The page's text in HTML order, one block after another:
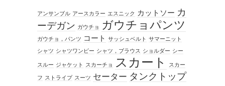
アンサンブル アースカラー エスニック カットソー カ
ーデガン ガウチョ ガウチョパンツ
ガウチョ，パンツ コート サッシュベルト サマーニット
シャツ シャツワンピー シャツ，ブラウス ショルダー シー
スルー ジャケット スカーチョ スカート スカー
フ ストライプ スーツ セーター タンクトップ